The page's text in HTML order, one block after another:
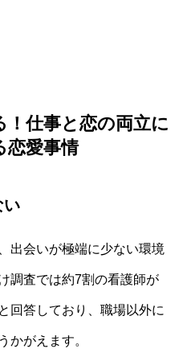
仕事と恋の両立に
恋愛事情
い
出会いが極端に少ない環境
調査では約7割の看護師が
回答しており、職場以外に
かがえます。